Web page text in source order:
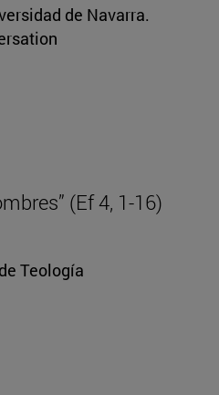
de Navarra.
(Ef 4, 1-16)
Teología